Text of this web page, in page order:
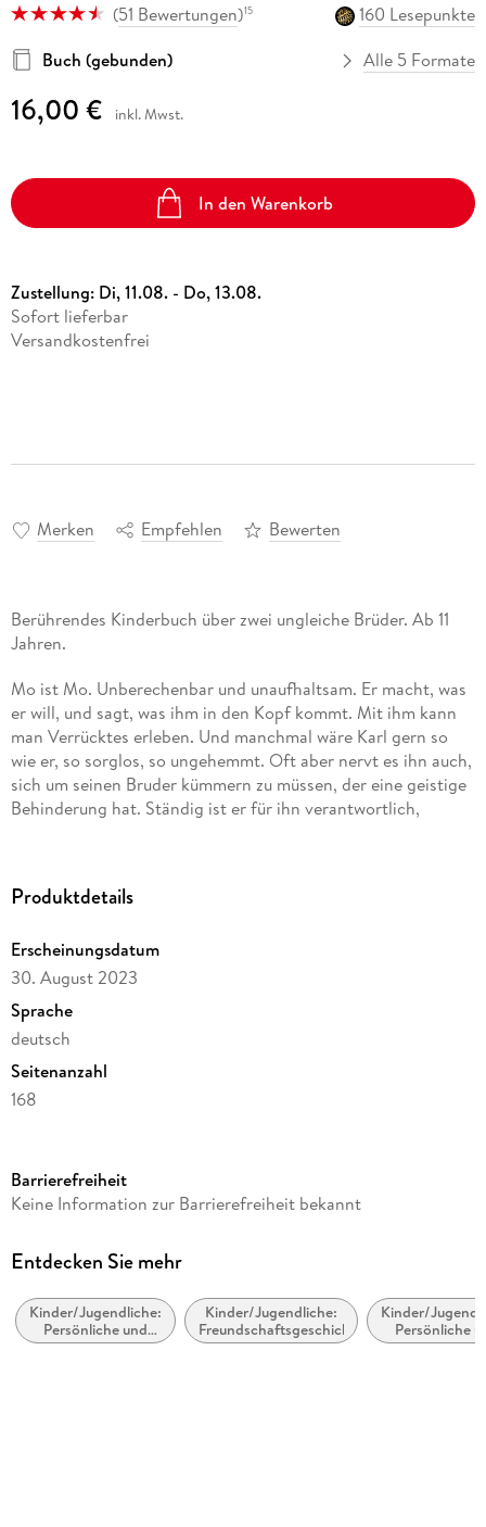
(51 Bewertungen)15
160 Lesepunkte
Buch (gebunden)
Alle 5 Formate
16,00 € inkl. Mwst.
In den Warenkorb
Zustellung: Di, 11.08. - Do, 13.08.
Sofort lieferbar
Versandkostenfrei
Merken Empfehlen Bewerten
Berührendes Kinderbuch über zwei ungleiche Brüder. Ab 11
Jahren.
Mo ist Mo. Unberechenbar und unaufhaltsam. Er macht, was
er will, und sagt, was ihm in den Kopf kommt. Mit ihm kann
man Verrücktes erleben. Und manchmal wäre Karl gern so
wie er, so sorglos, so ungehemmt. Oft aber nervt es ihn auch,
sich um seinen Bruder kümmern zu müssen, der eine geistige
Behinderung hat. Ständig ist er für ihn verantwortlich,
interessanter findet. Um sie zu sehen, lässt er Mo für ein paar
verschwunden . . .
Produktdetails
Erscheinungsdatum
30. August 2023
Sprache
deutsch
Seitenanzahl
168
Autor/Autorin
Illustrationen
Verlag/Hersteller
Thienemann
Barrierefreiheit
Keine Information zur Barrierefreiheit bekannt
Entdecken Sie mehr
Kinder/Jugendliche:
Persönliche und
soziale Themen:
Kinder/Jugendliche:
Freundschaftsgeschichten
Kinder/
Persönliche
soziale